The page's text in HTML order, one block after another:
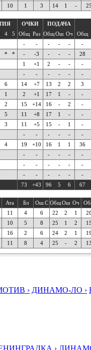
10 1 3 14 1 - 25
ОЧКИ ПОДАЧА
4 5 Общ Раз ОбщОш Оч Общ
- - - - - -
* * - -3 - - - 28
1 +1 2 - - -
- - - - - -
6 14 +7 13 2 2 3
1 2 +1 17 1 - -
2 15 +14 16 - 2 -
5 11 +8 17 1 - -
3 11 +5 15 - 1 -
- - - - - -
4 19 +10 16 1 1 36
- - - - - -
- - - - - -
- - - - - -
73 +43 96 5 6 67
Ата Бл Ош.С ОбщОш Оч
11 4 6 22 2 1 20
10 5 8 25 1 2 15
16 2 6 24 2 1 19
11 8 4 25 - 2 13
› ДИНАМО-ЛО ›